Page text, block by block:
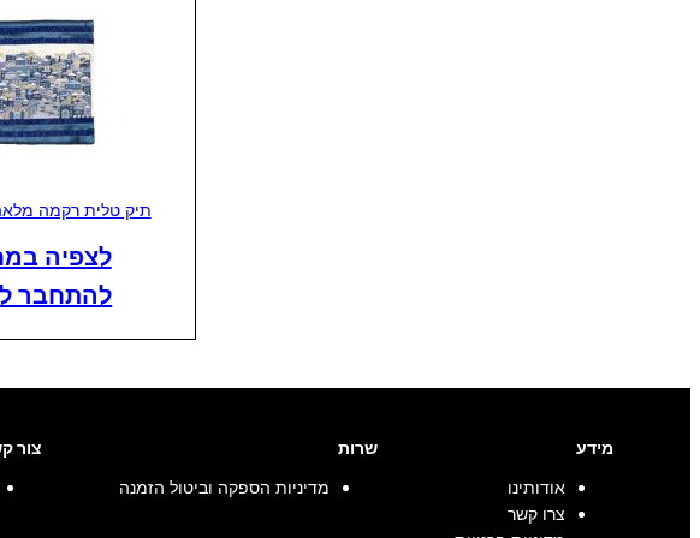
תיק טלית רקמה
לצפיה
להתחבר
מידע
אודותינו
צרו קשר
שרות
מדיניות הספקה וביטול הזמנה
צור